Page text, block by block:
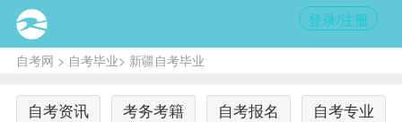
登录/注册
自考网 > 自考毕业> 新疆自考毕业
自考资讯 考务考籍 自考报名
自考专业